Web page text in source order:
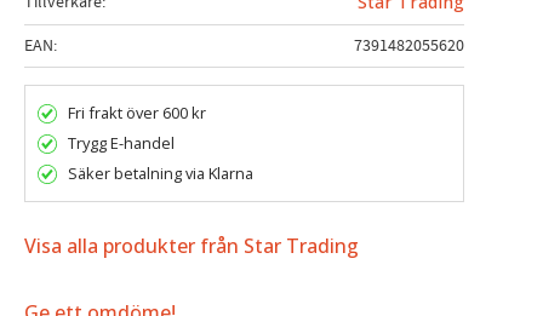
EAN
7391482055620
Fri frakt över 600 kr
Trygg E-handel
Säker betalning via Klarna
Visa alla produkter från Star Trading